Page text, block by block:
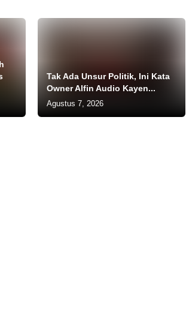
Tak Ada Unsur Politik, Ini Kata
Owner Alfin Audio Kayen...
Agustus 7, 2026